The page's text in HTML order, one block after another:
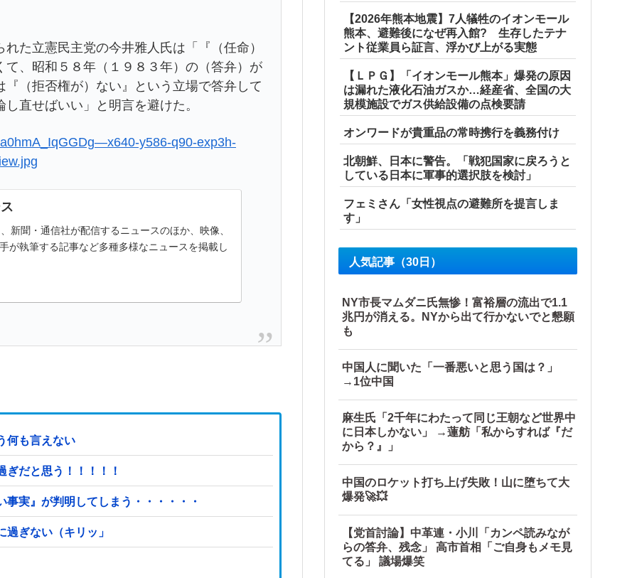
た立憲民主党の今井雅人氏は「『（任命）
、昭和５８年（１９８３年）の（答弁）が
（拒否権が）ない』という立場で答弁して
直せばいい」と明言を避けた。
y586-q90-exp3h-
新聞・通信社が配信するニュースのほか、映像、
が執筆する記事など多種多様なニュースを掲載し
何も言えない
だと思う！！！！！
実』が判明してしまう・・・・・・
ぎない（キリッ」
【2026年熊本地震】7人犠牲のイオンモール
熊本、避難後になぜ再入館? 生存したテナ
ント従業員ら証言、浮かび上がる実態
【ＬＰＧ】「イオンモール熊本」爆発の原因
は漏れた液化石油ガスか…経産省、全国の大
規模施設でガス供給設備の点検要請
オンワードが貴重品の常時携行を義務付け
北朝鮮、日本に警告。「戦犯国家に戻ろうと
している日本に軍事的選択肢を検討」
フェミさん「女性視点の避難所を提言しま
す」
人気記事（30日）
NY市長マムダニ氏無惨！富裕層の流出で1.1
兆円が消える。NYから出て行かないでと懇願
も
中国人に聞いた「一番悪いと思う国は？」
→1位中国
麻生氏「2千年にわたって同じ王朝など世界中
に日本しかない」 →蓮舫「私からすれば『だ
から？』」
中国のロケット打ち上げ失敗！山に堕ちて大
爆発🚀💥
【党首討論】中革連・小川「カンペ読みなが
らの答弁、残念」 高市首相「ご自身もメモ見
てる」 議場爆笑